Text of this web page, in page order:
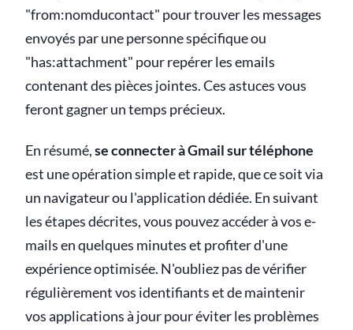
"from:nomducontact" pour trouver les messages
envoyés par une personne spécifique ou
"has:attachment" pour repérer les emails
contenant des pièces jointes. Ces astuces vous
feront gagner un temps précieux.
En résumé,se connecter à Gmail sur téléphone
est une opération simple et rapide, que ce soit via
un navigateur ou l'application dédiée. En suivant
les étapes décrites, vous pouvez accéder à vos e-
mails en quelques minutes et profiter d'une
expérience optimisée. N'oubliez pas de vérifier
régulièrement vos identifiants et de maintenir
vos applications à jour pour éviter les problèmes